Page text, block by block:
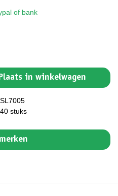
of bank
in winkelwagen
SL7005
40 stuks